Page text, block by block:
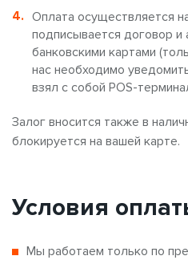
Оплата осуществляется
подписывается договор и
банковскими картами
нас необходимо
взял с собой POS-
Залог вносится также в
блокируется на вашей карте.
Условия
Мы работаем только по